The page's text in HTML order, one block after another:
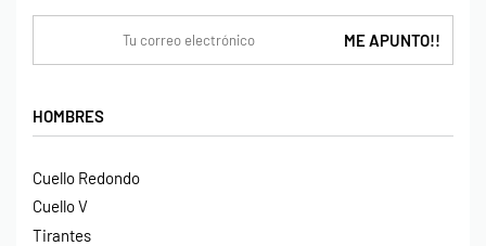
HOMBRES
Cuello Redondo
Cuello V
Tirantes